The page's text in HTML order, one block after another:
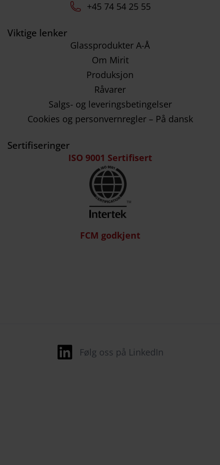
+45 74 54 25 55
Viktige lenker
Glassprodukter A-Å
Om Mirit
Produksjon
Råvarer
Salgs- og leveringsbetingelser
Cookies og personvernregler – På dansk
Sertifiseringer
ISO 9001 Sertifisert
FCM godkjent
Følg oss på LinkedIn